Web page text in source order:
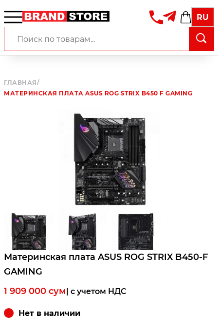
RU
ГЛАВНАЯ/
МАТЕРИНСКАЯ ПЛАТА ASUS ROG STRIX B450 F GAMING
Материнская плата ASUS ROG STRIX B450-F
GAMING
1 909 000 сум| c учетом НДС
Нет в наличии